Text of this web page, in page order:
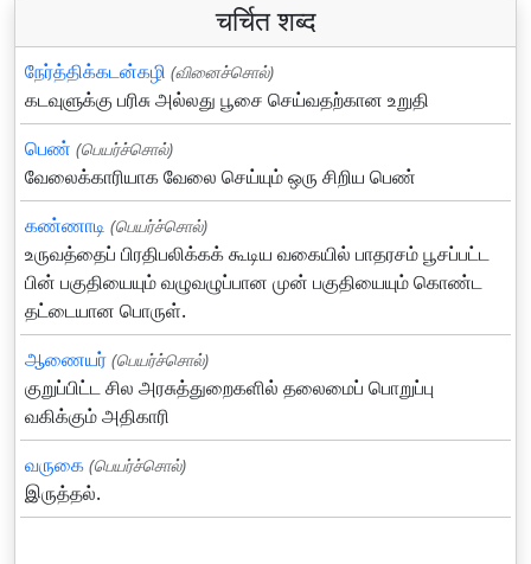
चर्चित शब्द
நேர்த்திக்கடன்கழி (வினைச்சொல்)
கடவுளுக்கு பரிசு அல்லது பூசை செய்வதற்கான உறுதி
பெண் (பெயர்ச்சொல்)
வேலைக்காரியாக வேலை செய்யும் ஒரு சிறிய பெண்
கண்ணாடி (பெயர்ச்சொல்)
உருவத்தைப் பிரதிபலிக்கக் கூடிய வகையில் பாதரசம் பூசப்பட்ட
பின் பகுதியையும் வழுவழுப்பான முன் பகுதியையும் கொண்ட
தட்டையான பொருள்.
ஆணையர் (பெயர்ச்சொல்)
குறுப்பிட்ட சில அரசுத்துறைகளில் தலைமைப் பொறுப்பு
வகிக்கும் அதிகாரி
வருகை (பெயர்ச்சொல்)
இருத்தல்.